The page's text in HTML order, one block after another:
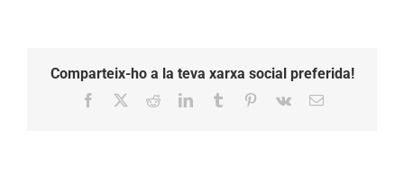
Comparteix-ho a la teva xarxa social preferida!
Facebook RedditLinkedInTumblr Pinterest
Vk Email: